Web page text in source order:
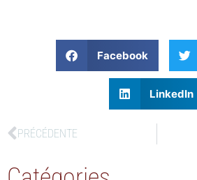
Facebook
LinkedIn
PRÉCÉDENTE